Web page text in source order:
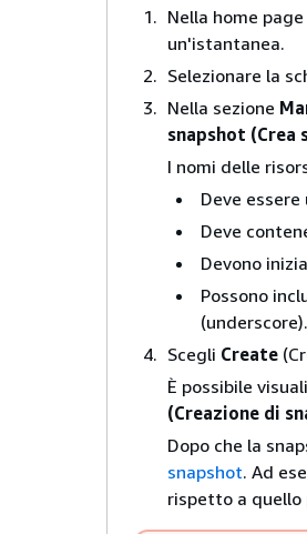
Nella home
un'istantanea.
Selezionare la
Nella sezione
snapshot (Crea
I nomi delle
Deve
Deve
Devono
Possono
(underscore).
Scegli Create
È possibile
(Creazione di
Dopo che la
snapshot. Ad
rispetto a quello